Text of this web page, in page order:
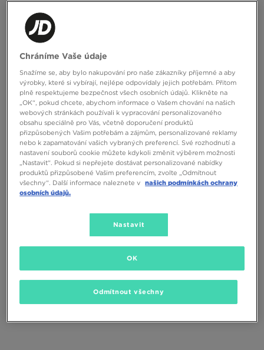
NIKE TAŠKA NIKE HAYWARD
PATROL CROSSBODY
1190 Kč
Chráníme Vaše údaje
Snažíme se, aby bylo nakupování pro naše zákazníky příjemné a aby
výrobky, které si vybírají, nejlépe odpovídaly jejich potřebám. Přitom
plně respektujeme bezpečnost všech osobních údajů. Klikněte na
„OK“, pokud chcete, abychom informace o Vašem chování na našich
webových stránkách používali k vypracování personalizovaného
obsahu speciálně pro Vás, včetně doporučení produktů
přizpůsobených Vašim potřebám a zájmům, personalizované reklamy
nebo k zapamatování vašich vybraných preferencí. Své rozhodnutí a
nastavení souborů cookie můžete kdykoli změnit výběrem možnosti
„Nastavit“. Pokud si nepřejete dostávat personalizované nabídky
produktů přizpůsobené Vašim preferencím, zvolte „Odmítnout
všechny“. Další informace naleznete v našich podmínkách ochrany
osobních údajů.
Nastavit
Odmítnout všechny
OK